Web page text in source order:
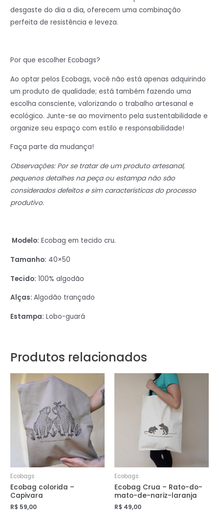
desgaste do dia a dia, oferecem uma combinação
perfeita de resistência e leveza.
Por que escolher Ecobags?
Ao optar pelos Ecobags, você não está apenas adquirindo
um produto de qualidade; está também fazendo uma
escolha consciente, valorizando o trabalho artesanal e
ecológico. Junte-se ao movimento pela sustentabilidade e
organize seu espaço com estilo e responsabilidade!
Faça parte da mudança!
Observações: Por se tratar de um produto artesanal,
pequenos detalhes na peça ou estampa não são
considerados defeitos e sim características do processo
produtivo.
Modelo: Ecobag em tecido cru.
Tamanho: 40×50
Tecido: 100% algodão
Alças:Algodão trançado
Estampa: Lobo-guará
Produtos relacionados
Ecobags
Ecobag colorida –
Capivara
R$ 59,00
Ecobags
Ecobag Crua – Rato-do-
mato-de-nariz-laranja
R$ 49,00